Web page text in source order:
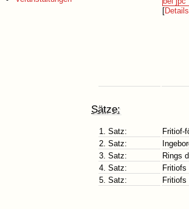
[Details
Sätze:
1. Satz:
Fritiof-
2. Satz:
3. Satz:
Rings
4. Satz:
Fritiofs
5. Satz:
Fritiofs